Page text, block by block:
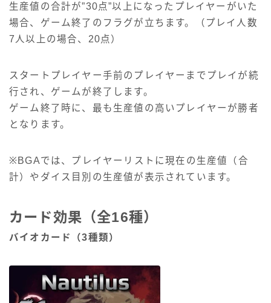
生産値の合計が”30点”以上になったプレイヤーがいた
場合、ゲーム終了のフラグが立ちます。（プレイ人数
7人以上の場合、20点）
スタートプレイヤー手前のプレイヤーまでプレイが続
行され、ゲームが終了します。
ゲーム終了時に、最も生産値の高いプレイヤーが勝者
となります。
※BGAでは、プレイヤーリストに現在の生産値（合
計）やダイス目別の生産値が表示されています。
カード効果（全16種）
バイオカード（3種類）